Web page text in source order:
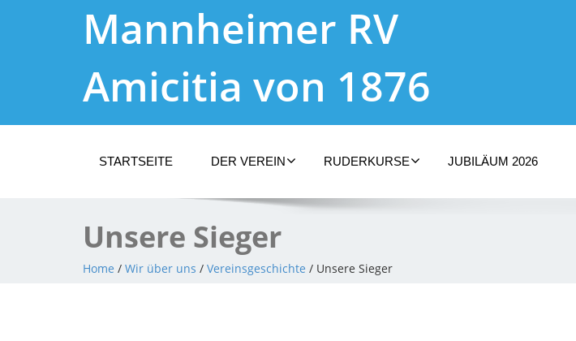
Mannheimer RV
Amicitia von 1876
STARTSEITE DER VEREIN RUDERKURSE JUBILÄUM 2026
Unsere Sieger
Home / Wir über uns / Vereinsgeschichte / Unsere Sieger